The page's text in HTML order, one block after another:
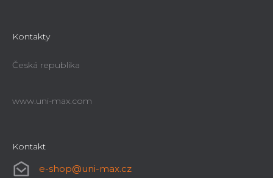
Kontakty
Česká republika
www.uni-max.com
Kontakt
e-shop@uni-max.cz